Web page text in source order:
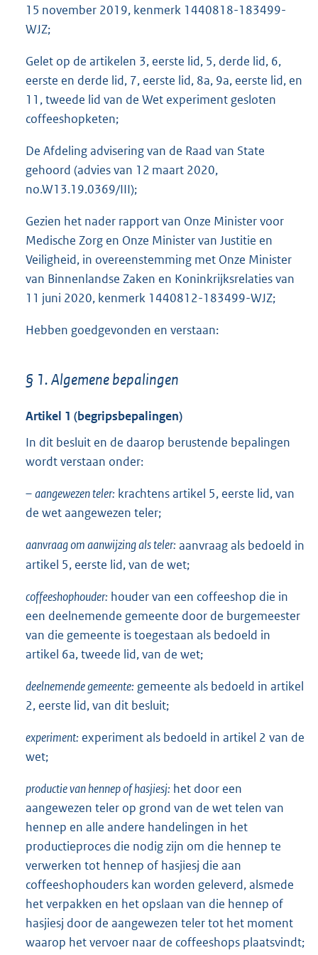
15 november 2019, kenmerk 1440818-183499-
WJZ;
Gelet op de artikelen 3, eerste lid, 5, derde lid, 6,
eerste en derde lid, 7, eerste lid, 8a, 9a, eerste lid, en
11, tweede lid van de Wet experiment gesloten
coffeeshopketen;
De Afdeling advisering van de Raad van State
gehoord (advies van 12 maart 2020,
no.W13.19.0369/III);
Gezien het nader rapport van Onze Minister voor
Medische Zorg en Onze Minister van Justitie en
Veiligheid, in overeenstemming met Onze Minister
van Binnenlandse Zaken en Koninkrijksrelaties van
11 juni 2020, kenmerk 1440812-183499-WJZ;
Hebben goedgevonden en verstaan:
§ 1. Algemene bepalingen
Artikel 1 (begripsbepalingen)
In dit besluit en de daarop berustende bepalingen
wordt verstaan onder:
–aangewezen teler: krachtens artikel 5, eerste lid, van
de wet aangewezen teler;
aanvraag om aanwijzing als teler: aanvraag als bedoeld in
artikel 5, eerste lid, van de wet;
coffeeshophouder: houder van een coffeeshop die in
een deelnemende gemeente door de burgemeester
van die gemeente is toegestaan als bedoeld in
artikel 6a, tweede lid, van de wet;
deelnemende gemeente: gemeente als bedoeld in artikel
2, eerste lid, van dit besluit;
experiment: experiment als bedoeld in artikel 2 van de
wet;
productie van hennep of hasjiesj: het door een
aangewezen teler op grond van de wet telen van
hennep en alle andere handelingen in het
productieproces die nodig zijn om die hennep te
verwerken tot hennep of hasjiesj die aan
coffeeshophouders kan worden geleverd, alsmede
het verpakken en het opslaan van die hennep of
hasjiesj door de aangewezen teler tot het moment
waarop het vervoer naar de coffeeshops plaatsvindt;